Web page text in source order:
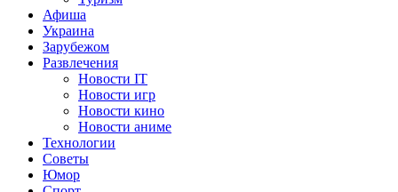
Афиша
Украина
Зарубежом
Развлечения
Новости IT
Новости игр
Новости кино
Новости аниме
Технологии
Советы
Юмор